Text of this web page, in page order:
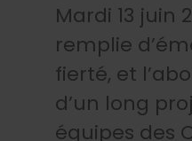
Mardi 13 juin
remplie
fierté, et
d’un long
équipes des